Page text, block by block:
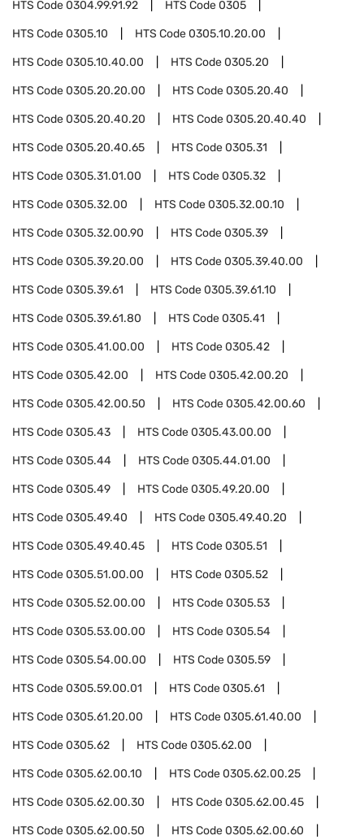
HTS Code0304.99.91.92 HTS Code0305
HTS Code0305.10 HTS Code0305.10.20.00
HTS Code0305.10.40.00 HTS Code0305.20
HTS Code0305.20.20.00 HTS Code0305.20.40
HTS Code0305.20.40.20 HTS Code0305.20.40.40
HTS Code0305.20.40.65 HTS Code0305.31
HTS Code0305.31.01.00 HTS Code0305.32
HTS Code0305.32.00 HTS Code0305.32.00.10
HTS Code0305.32.00.90 HTS Code0305.39
HTS Code0305.39.20.00 HTS Code0305.39.40.00
HTS Code0305.39.61 HTS Code0305.39.61.10
HTS Code0305.39.61.80 HTS Code0305.41
HTS Code0305.41.00.00 HTS Code0305.42
HTS Code0305.42.00 HTS Code0305.42.00.20
HTS Code0305.42.00.50 HTS Code0305.42.00.60
HTS Code0305.43 HTS Code0305.43.00.00
HTS Code0305.44 HTS Code0305.44.01.00
HTS Code0305.49 HTS Code0305.49.20.00
HTS Code0305.49.40 HTS Code0305.49.40.20
HTS Code0305.49.40.45 HTS Code0305.51
HTS Code0305.51.00.00 HTS Code0305.52
HTS Code0305.52.00.00 HTS Code0305.53
HTS Code0305.53.00.00 HTS Code0305.54
HTS Code0305.54.00.00 HTS Code0305.59
HTS Code0305.59.00.01 HTS Code0305.61
HTS Code0305.61.20.00 HTS Code0305.61.40.00
HTS Code0305.62 HTS Code0305.62.00
HTS Code0305.62.00.10 HTS Code0305.62.00.25
HTS Code0305.62.00.30 HTS Code0305.62.00.45
HTS Code0305.62.00.50 HTS Code0305.62.00.60